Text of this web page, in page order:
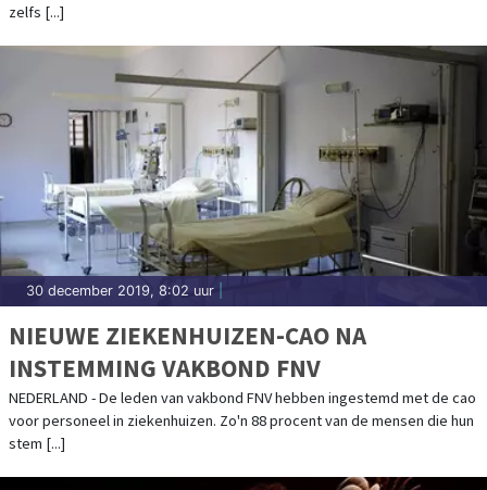
zelfs [...]
30 december 2019, 8:02 uur
NIEUWE ZIEKENHUIZEN-CAO NA
INSTEMMING VAKBOND FNV
NEDERLAND - De leden van vakbond FNV hebben ingestemd met de cao
voor personeel in ziekenhuizen. Zo'n 88 procent van de mensen die hun
stem [...]